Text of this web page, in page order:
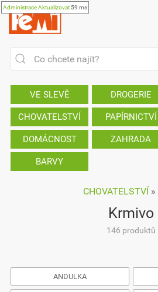
AdministraceAktualizovat 59 ms
VE SLEVĚ DROGERIE
CHOVATELSTVÍ PAPÍRNICTVÍ
DOMÁCNOST ZAHRADA
BARVY
CHOVATELSTVÍ»
Krmivo
146 produktů
ANDULKA